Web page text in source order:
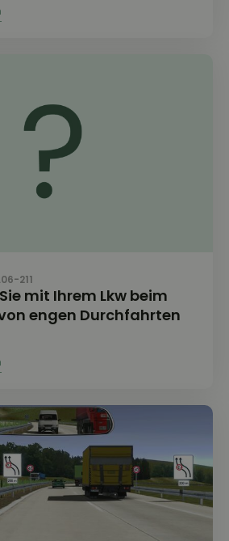
211
mit Ihrem Lkw beim
engen Durchfahrten